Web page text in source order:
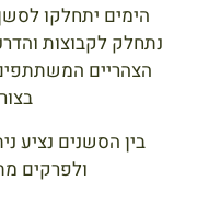
הימים יתחלקו
נתחלק לקבוצות
הצהריים
בין הסשנים נציע
ולפרקים